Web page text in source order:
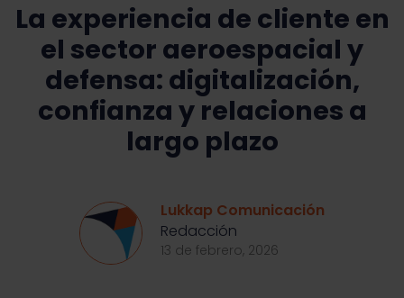
La experiencia de cliente en
el sector aeroespacial y
defensa: digitalización,
confianza y relaciones a
largo plazo
Lukkap Comunicación
Redacción
13 de febrero, 2026